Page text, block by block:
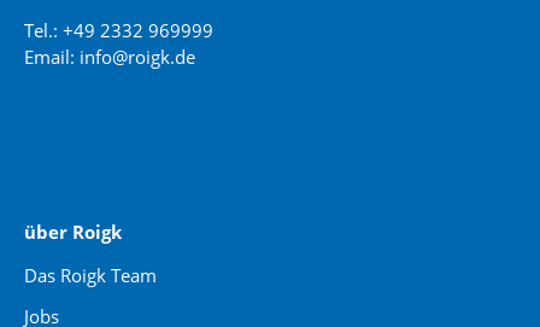
Tel.: +49 2332 969999
Email: info@roigk.de
über Roigk
Das Roigk Team
Jobs